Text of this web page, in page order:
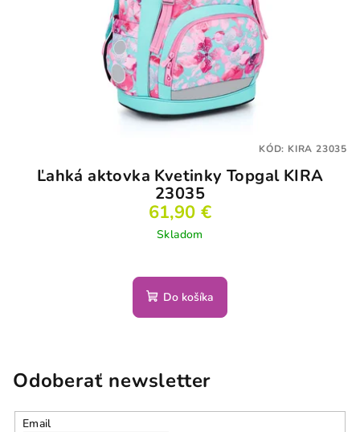
Ľahká aktovka Kvetinky Topgal KIRA
23035
61,90 €
Skladom
Do košíka
KÓD: KIRA 23035
Odoberať newsletter
Email